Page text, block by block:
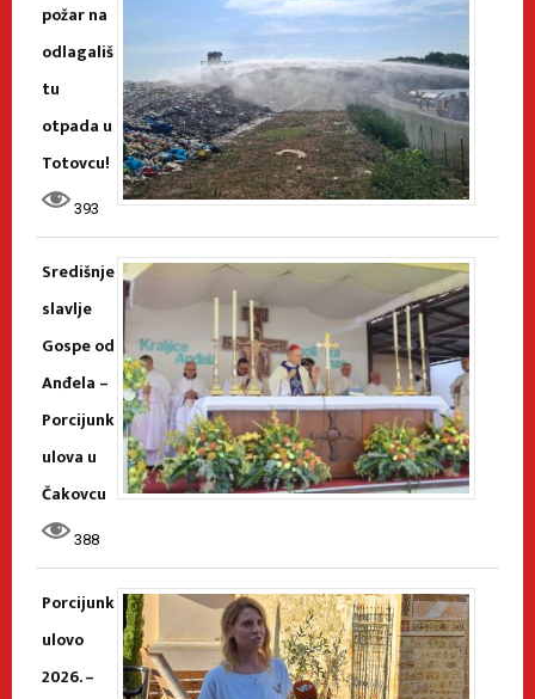
požar na
odlagališ
tu
otpada u
Totovcu!
393
Središnje
slavlje
Gospe od
Anđela –
Porcijunk
ulova u
Čakovcu
388
Porcijunk
ulovo
2026. –